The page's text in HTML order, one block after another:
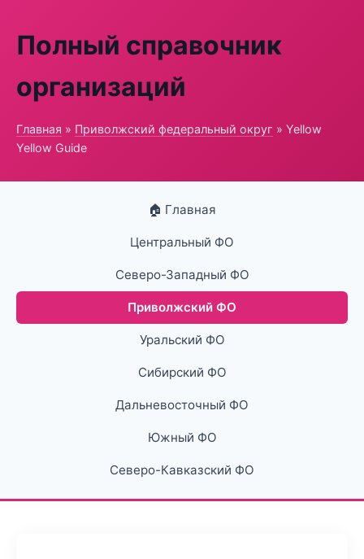
Полный справочник
организаций
Главная » Приволжский федеральный округ » Yellow
Yellow Guide
🏠 Главная
Центральный ФО
Северо-Западный ФО
Приволжский ФО
Уральский ФО
Сибирский ФО
Дальневосточный ФО
Южный ФО
Северо-Кавказский ФО